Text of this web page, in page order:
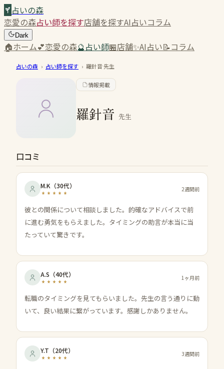
占いの森
恋愛の森占い師を探す店舗を探すAI占いコラム
Dark
🏠ホーム💕恋愛の森🔮占い師🏪店舗✨AI占い📝コラム
占いの森 › 占い師を探す › 羅針音先生
情報掲載
羅針音 先生
口コミ
M.K （30代） 2週間前
彼との関係について相談しました。的確なアドバイスで前
に進む勇気をもらえました。タイミングの助言が本当に当
たっていて驚きです。
A.S （40代） 1ヶ月前
転職のタイミングを見てもらいました。先生の言う通りに動
いて、良い結果に繋がっています。感謝しかありません。
Y.T （20代） 3週間前